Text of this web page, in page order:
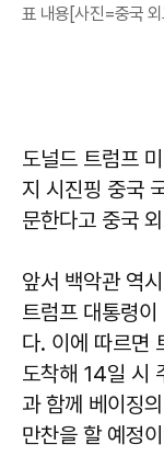
표 내용[사진=중국
도널드 트럼프
지 시진핑 중국
문한다고 중국
앞서 백악관 역
트럼프 대통령
다. 이에 따르면
도착해 14일 시
과 함께 베이징
만찬을 할 예정